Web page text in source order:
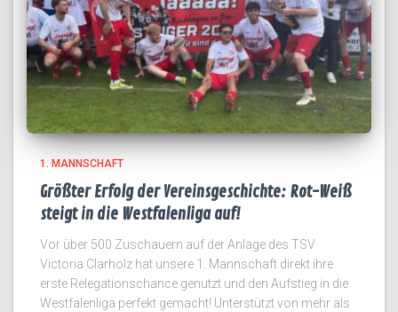
1. MANNSCHAFT
Größter Erfolg der Vereinsgeschichte: Rot-Weiß
steigt in die Westfalenliga auf!
Vor über 500 Zuschauern auf der Anlage des TSV
Victoria Clarholz hat unsere 1. Mannschaft direkt ihre
erste Relegationschance genutzt und den Aufstieg in die
Westfalenliga perfekt gemacht! Unterstützt von mehr als